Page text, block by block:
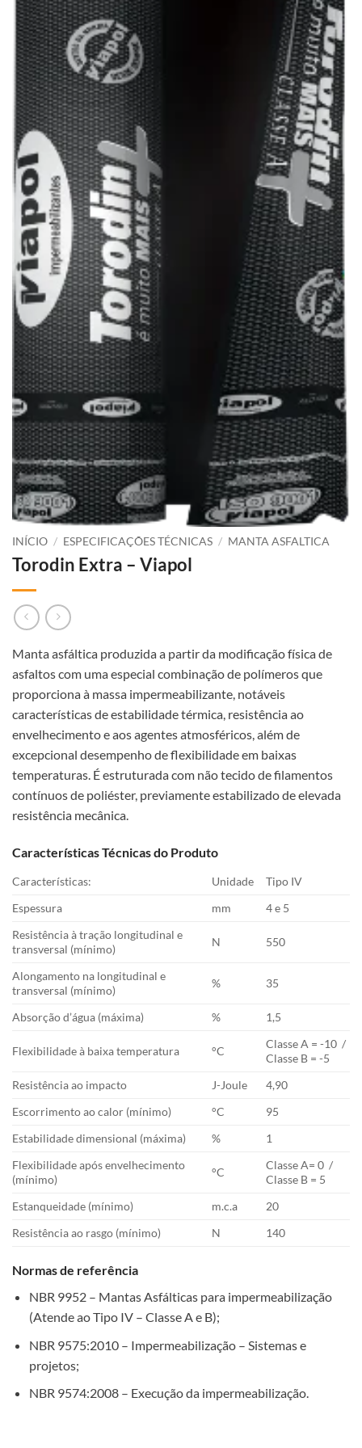
INÍCIO / ESPECIFICAÇÕES TÉCNICAS / MANTA ASFALTICA
Torodin Extra – Viapol
Manta asfáltica produzida a partir da modificação física de
asfaltos com uma especial combinação de polímeros que
proporciona à massa impermeabilizante, notáveis
características de estabilidade térmica, resistência ao
envelhecimento e aos agentes atmosféricos, além de
excepcional desempenho de flexibilidade em baixas
temperaturas. É estruturada com não tecido de filamentos
contínuos de poliéster, previamente estabilizado de elevada
resistência mecânica.
Características Técnicas do Produto
Características: Unidade
Tipo IV
Espessura
mm
4 e 5
Resistência à tração longitudinal e
transversal (mínimo)
N 550
Alongamento na longitudinal e
transversal (mínimo)
% 35
Absorção d’água (máxima) % 1,5
Flexibilidade à baixa temperatura °C
Classe A = -10 /
Classe B = -5
Resistência ao impacto
J-Joule
4,90
Escorrimento ao calor (mínimo)
°C
95
Estabilidade dimensional (máxima)
%
1
Flexibilidade após envelhecimento
(mínimo)
°C
Classe A= 0 /
Classe B = 5
Estanqueidade (mínimo)
m.c.a
20
Resistência ao rasgo (mínimo)
N 140
Normas de referência
NBR 9952 – Mantas Asfálticas para impermeabilização
(Atende ao Tipo IV – Classe A e B);
NBR 9575:2010 – Impermeabilização – Sistemas e
projetos;
NBR 9574:2008 – Execução da impermeabilização.